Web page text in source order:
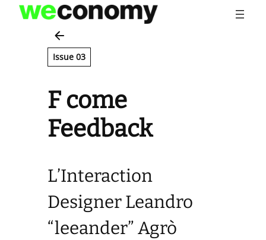
Vai
contenuto
Issue 03
F come
Feedback
L’Interaction
Designer Leandro
“leeander” Agrò